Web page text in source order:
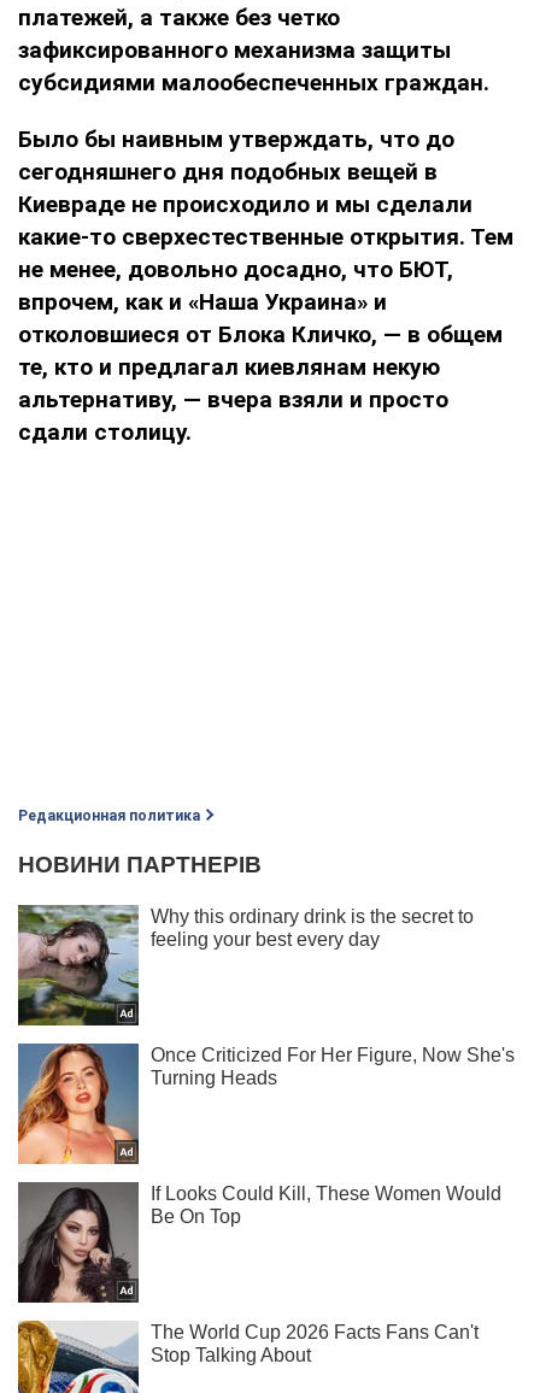
платежей, а также без четко
зафиксированного механизма защиты
субсидиями малообеспеченных граждан.
Было бы наивным утверждать, что до
сегодняшнего дня подобных вещей в
Киевраде не происходило и мы сделали
какие-то сверхестественные открытия. Тем
не менее, довольно досадно, что БЮТ,
впрочем, как и «Наша Украина» и
отколовшиеся от Блока Кличко, — в общем
те, кто и предлагал киевлянам некую
альтернативу, — вчера взяли и просто
сдали столицу.
Редакционная политика